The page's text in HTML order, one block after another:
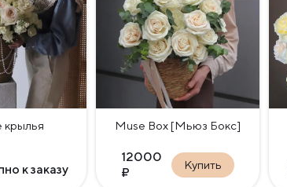
крылья
к заказу
Muse Box [Мьюз Бокс]
12000
₽
Купить